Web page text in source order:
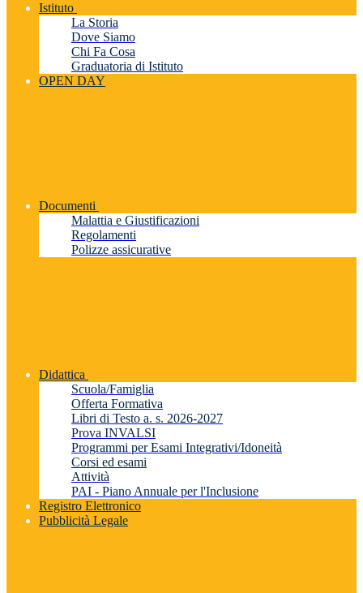
Istituto
La Storia
Dove Siamo
Chi Fa Cosa
Graduatoria di Istituto
OPEN DAY
Documenti
Malattia e Giustificazioni
Regolamenti
Polizze assicurative
Didattica
Scuola/Famiglia
Offerta Formativa
Libri di Testo a. s. 2026-2027
Prova INVALSI
Programmi per Esami Integrativi/Idoneità
Corsi ed esami
Attività
PAI - Piano Annuale per l'Inclusione
Registro Elettronico
Pubblicità Legale